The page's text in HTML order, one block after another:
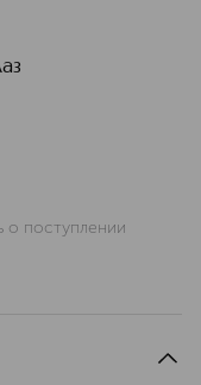
о поступлении